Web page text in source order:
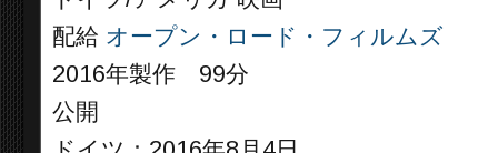
配給 オープン・ロード・フィルムズ
2016年製作 99分
公開